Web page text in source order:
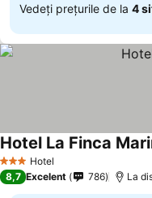
Vedeți prețurile de la 4
3 SteleHotel
Hotel La Finca
8,7 Excelent 786 La